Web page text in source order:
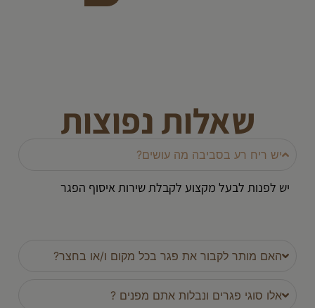
שאלות נפוצות
יש ריח רע בסביבה מה עושים?
יש לפנות לבעל מקצוע לקבלת שירות איסוף הפגר
האם מותר לקבור את פגר בכל מקום ו/או בחצר?
אלו סוגי פגרים ונבלות אתם מפנים ?